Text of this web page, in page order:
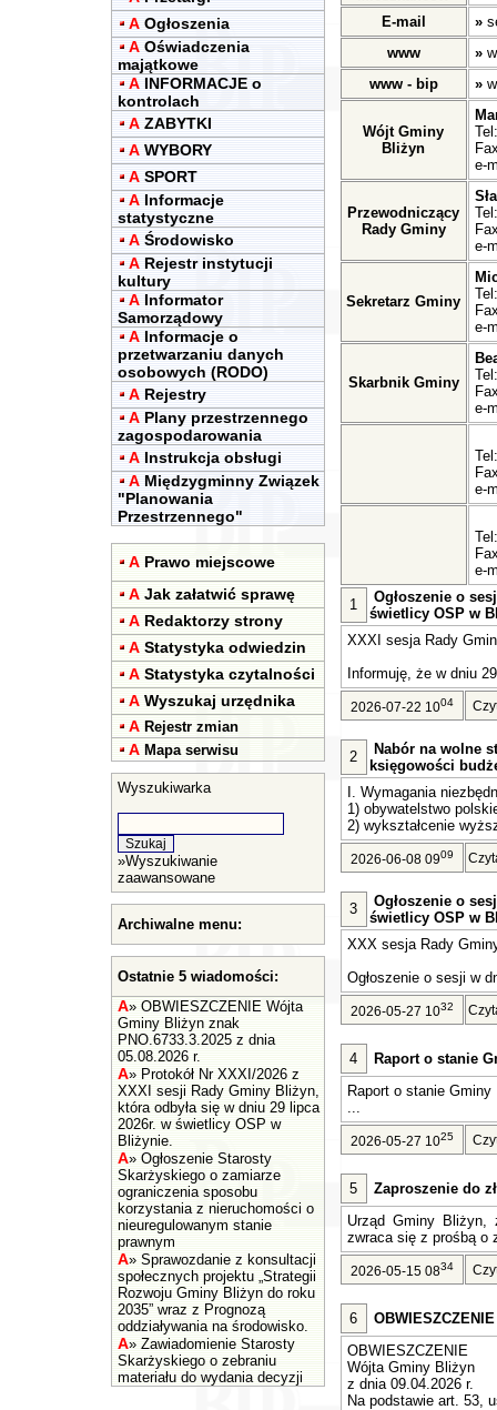
A Ogłoszenia
A Oświadczenia
majątkowe
A INFORMACJE o
kontrolach
A ZABYTKI
A WYBORY
A SPORT
A Informacje
statystyczne
A Środowisko
A Rejestr instytucji
kultury
A Informator
Samorządowy
A Informacje o
przetwarzaniu danych
osobowych (RODO)
A Rejestry
A Plany przestrzennego
zagospodarowania
A Instrukcja obsługi
A Międzygminny Związek
"Planowania
Przestrzennego"
A Prawo miejscowe
A Jak załatwić sprawę
A Redaktorzy strony
A Statystyka odwiedzin
A Statystyka czytalności
A Wyszukaj urzędnika
A Rejestr zmian
A Mapa serwisu
Wyszukiwarka
»Wyszukiwanie
zaawansowane
Archiwalne menu:
Ostatnie 5 wiadomości:
A» OBWIESZCZENIE Wójta
Gminy Bliżyn znak
PNO.6733.3.2025 z dnia
05.08.2026 r.
A» Protokół Nr XXXI/2026 z
XXXI sesji Rady Gminy Bliżyn,
która odbyła się w dniu 29 lipca
2026r. w świetlicy OSP w
Bliżynie.
A» Ogłoszenie Starosty
Skarżyskiego o zamiarze
ograniczenia sposobu
korzystania z nieruchomości o
nieuregulowanym stanie
prawnym
A» Sprawozdanie z konsultacji
społecznych projektu „Strategii
Rozwoju Gminy Bliżyn do roku
2035” wraz z Prognozą
oddziaływania na środowisko.
A» Zawiadomienie Starosty
Skarżyskiego o zebraniu
materiału do wydania decyzji
E-mail »
www
»
www - bip
»
Wójt Gminy
Bliżyn
e-
Przewodniczący
Rady Gminy
e-
Sekretarz Gminy
e-
Skarbnik Gminy
e-
Tel:
e-
Tel:
e-
1
Ogłoszenie o
świetlicy OSP w
XXXI sesja Rady
Informuję, że w dniu
2026-07-22 1004
2
Nabór na wolne
księgowości
I. Wymagania
1) obywatelstwo
2) wykształcenie
2026-06-08 0909
3
Ogłoszenie o
świetlicy OSP w
XXX sesja Rady
Ogłoszenie o sesji w
2026-05-27 1032
4
Raport o stanie
Raport o stanie
...
2026-05-27 1025
5
Zaproszenie do
Urząd Gminy
zwraca się z prośbą o
2026-05-15 0834
6
OBWIESZCZENIE
Wójta Gminy Bliżyn
z dnia 09.04.2026 r.
Na podstawie art. 53,